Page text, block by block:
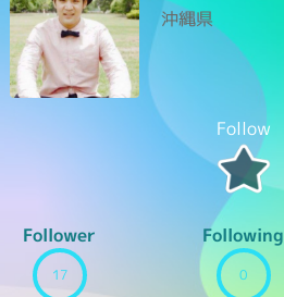
沖縄県
Follow
Follower
17
Following
0